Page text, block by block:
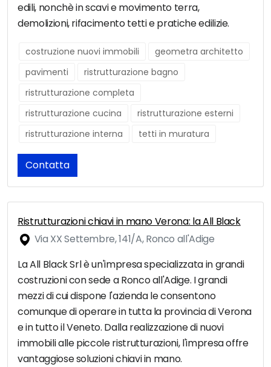
edili, nonchè in scavi e movimento terra,
demolizioni, rifacimento tetti e pratiche edilizie.
costruzione nuovi immobili
geometra architetto
pavimenti
ristrutturazione bagno
ristrutturazione completa
ristrutturazione cucina
ristrutturazione esterni
ristrutturazione interna
tetti in muratura
Contatta
Ristrutturazioni chiavi in mano Verona: la All Black
Via XX Settembre, 141/A, Ronco all'Adige
La All Black Srl è un'impresa specializzata in grandi
costruzioni con sede a Ronco all'Adige. I grandi
mezzi di cui dispone l'azienda le consentono
comunque di operare in tutta la provincia di Verona
e in tutto il Veneto. Dalla realizzazione di nuovi
immobili alle piccole ristrutturazioni, l'impresa offre
vantaggiose soluzioni chiavi in mano.